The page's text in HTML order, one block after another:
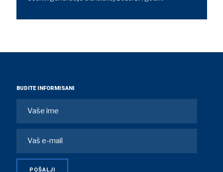
BUDITE INFORMISANI